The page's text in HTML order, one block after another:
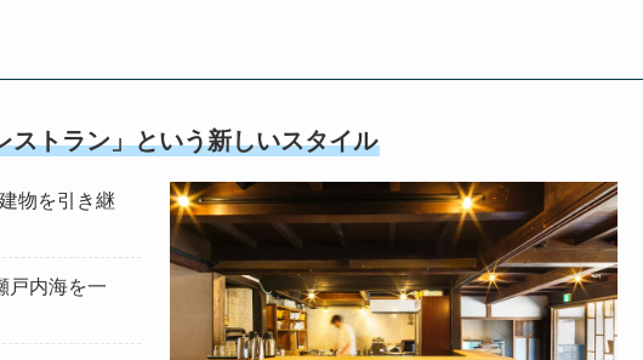
ストラン」という新しいスタイル
物を引き継
戸内海を一